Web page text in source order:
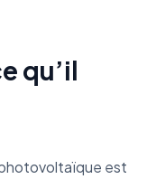
qu’il
est